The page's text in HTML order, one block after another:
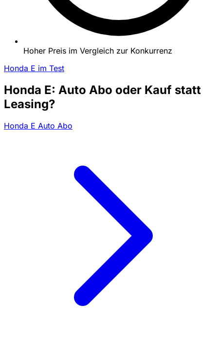
Hoher Preis im Vergleich zur Konkurrenz
Honda E im Test
Honda E: Auto Abo oder Kauf statt
Leasing?
Honda E Auto Abo